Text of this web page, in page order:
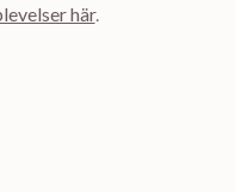
här.